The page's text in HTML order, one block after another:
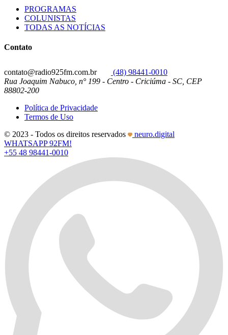
PROGRAMAS
COLUNISTAS
TODAS AS NOTÍCIAS
Contato
contato@radio925fm.com.br
(48) 98441-0010
Rua Joaquim Nabuco, n° 199 - Centro - Criciúma - SC, CEP
88802-200
Política de Privacidade
Termos de Uso
© 2023 - Todos os direitos reservados
neuro.digital
WHATSAPP 92FM!
+55 48 98441-0010